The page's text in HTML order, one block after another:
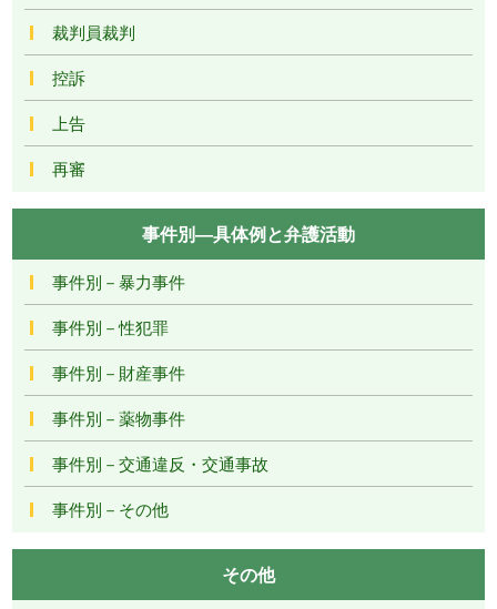
裁判員裁判
控訴
上告
再審
事件別―具体例と弁護活動
事件別－暴力事件
事件別－性犯罪
事件別－財産事件
事件別－薬物事件
事件別－交通違反・交通事故
事件別－その他
その他